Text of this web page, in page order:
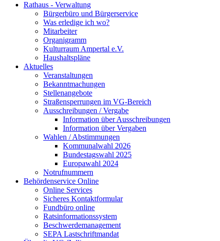
Rathaus - Verwaltung
Bürgerbüro und Bürgerservice
Was erledige ich wo?
Mitarbeiter
Organigramm
Kulturraum Ampertal e.V.
Haushaltspläne
Aktuelles
Veranstaltungen
Bekanntmachungen
Stellenangebote
Straßensperrungen im VG-Bereich
Ausschreibungen / Vergabe
Information über Ausschreibungen
Information über Vergaben
Wahlen / Abstimmungen
Kommunalwahl 2026
Bundestagswahl 2025
Europawahl 2024
Notrufnummern
Behördenservice Online
Online Services
Sicheres Kontaktformular
Fundbüro online
Ratsinformationssystem
Beschwerdemanagement
SEPA Lastschriftmandat